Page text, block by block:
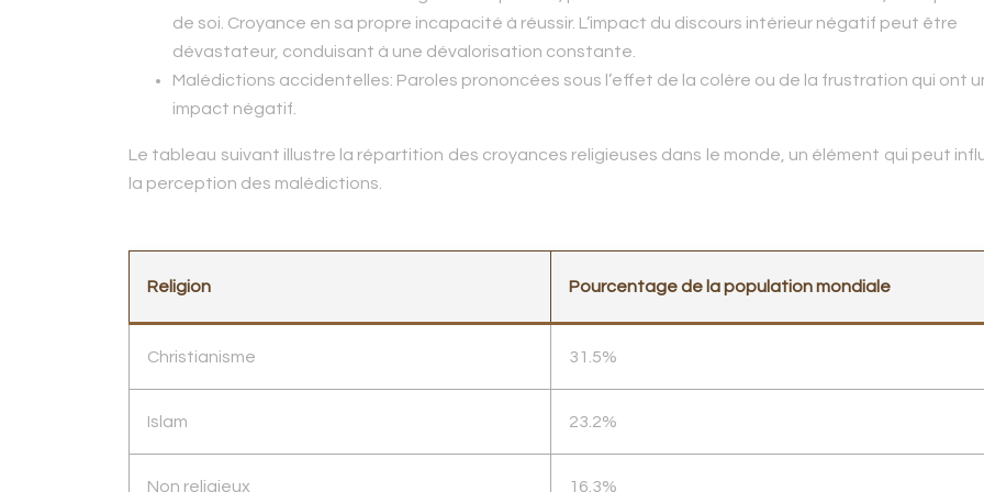
de soi. Croyance en sa propre incapacité à réussir. L’impact du discours intérieur négatif peut être
dévastateur, conduisant à une dévalorisation constante.
Malédictions accidentelles: Paroles prononcées sous l’effet de la colère ou de la frustration qui ont
impact négatif.
Le tableau suivant illustre la répartition des croyances religieuses dans le monde, un élément qui peut
la perception des malédictions.
Religion Pourcentage de la population mondiale
Christianisme 31.5%
Islam 23.2%
Non religieux 16.3%